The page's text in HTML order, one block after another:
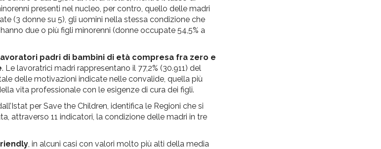
presenti nel nucleo, per contro, quello delle madri
(3 donne su 5), gli uomini nella stessa condizione che
due o più figli minorenni (donne occupate 54,5% a
padri di bambini di età compresa fra zero e
. Le lavoratrici madri rappresentano il 77,2% (30.911) del
delle motivazioni indicate nelle convalide, quella più
vita professionale con le esigenze di cura dei figli.
per Save the Children, identifica le Regioni che si
attraverso 11 indicatori, la condizione delle madri in tre
, in alcuni casi con valori molto più alti della media